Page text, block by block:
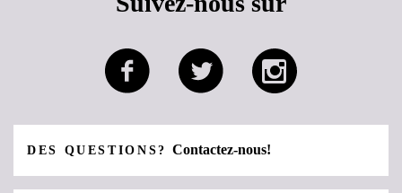
DES QUESTIONS?Contactez-nous!